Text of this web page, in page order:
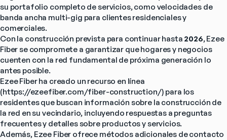
su portafolio completo de servicios, como velocidades de
banda ancha multi-gig para clientes residenciales y
comerciales.
Con la construcción prevista para continuar hasta 2026, Ezee
Fiber se compromete a garantizar que hogares y negocios
cuenten con la red fundamental de próxima generación lo
antes posible.
Ezee Fiber ha creado un recurso en línea
(https://ezeefiber.com/fiber-construction/) para los
residentes que buscan información sobre la construcción de
la red en su vecindario, incluyendo respuestas a preguntas
frecuentes y detalles sobre productos y servicios.
Además, Ezee Fiber ofrece métodos adicionales de contacto